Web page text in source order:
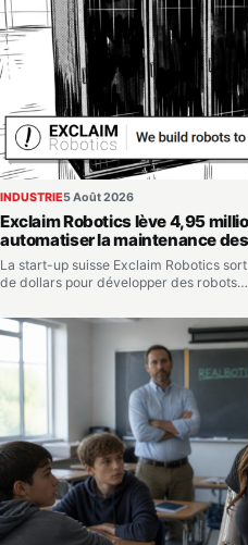
INDUSTRIE5 Août 2026
Exclaim Robotics lève 4,95
automatiser la maintenance
La start-up suisse Exclaim Robotics
de dollars pour développer des robots…